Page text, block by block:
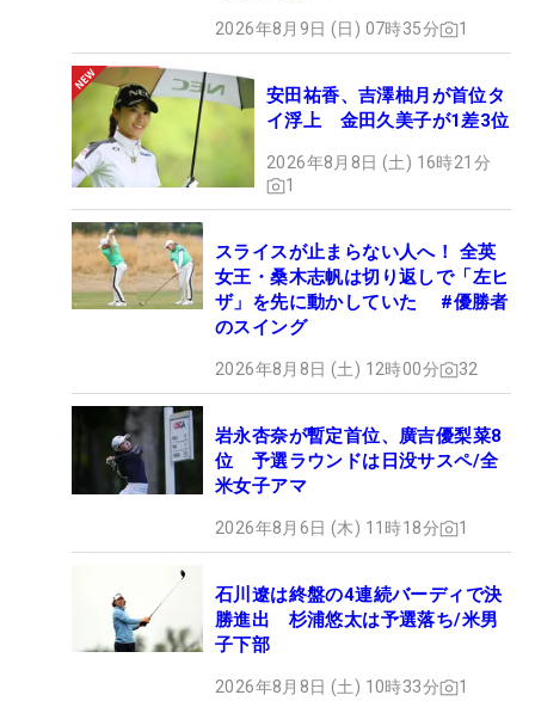
2026年8月9日 (日) 07時35分 1
安田祐香、吉澤柚月が首位タ
イ浮上 金田久美子が1差3位
2026年8月8日 (土) 16時21分
1
スライスが止まらない人へ！ 全英
女王・桑木志帆は切り返しで「左ヒ
ザ」を先に動かしていた #優勝者
のスイング
2026年8月8日 (土) 12時00分 32
岩永杏奈が暫定首位、廣吉優梨菜8
位 予選ラウンドは日没サスペ/全
米女子アマ
2026年8月6日 (木) 11時18分 1
石川遼は終盤の4連続バーディで決
勝進出 杉浦悠太は予選落ち/米男
子下部
2026年8月8日 (土) 10時33分 1